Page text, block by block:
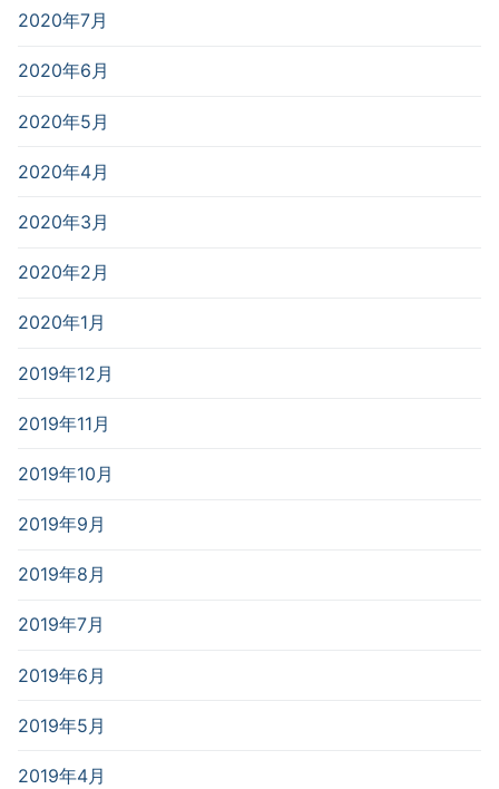
2020年7月
2020年6月
2020年5月
2020年4月
2020年3月
2020年2月
2020年1月
2019年12月
2019年11月
2019年10月
2019年9月
2019年8月
2019年7月
2019年6月
2019年5月
2019年4月